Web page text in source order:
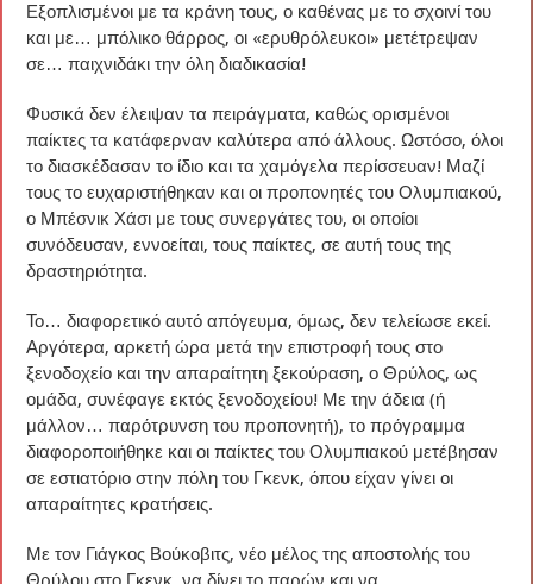
Εξοπλισμένοι με τα κράνη τους, ο καθένας με το σχοινί του
και με… μπόλικο θάρρος, οι «ερυθρόλευκοι» μετέτρεψαν
σε… παιχνιδάκι την όλη διαδικασία!
Φυσικά δεν έλειψαν τα πειράγματα, καθώς ορισμένοι
παίκτες τα κατάφερναν καλύτερα από άλλους. Ωστόσο, όλοι
το διασκέδασαν το ίδιο και τα χαμόγελα περίσσευαν! Μαζί
τους το ευχαριστήθηκαν και οι προπονητές του Ολυμπιακού,
ο Μπέσνικ Χάσι με τους συνεργάτες του, οι οποίοι
συνόδευσαν, εννοείται, τους παίκτες, σε αυτή τους της
δραστηριότητα.
Το… διαφορετικό αυτό απόγευμα, όμως, δεν τελείωσε εκεί.
Αργότερα, αρκετή ώρα μετά την επιστροφή τους στο
ξενοδοχείο και την απαραίτητη ξεκούραση, ο Θρύλος, ως
ομάδα, συνέφαγε εκτός ξενοδοχείου! Με την άδεια (ή
μάλλον… παρότρυνση του προπονητή), το πρόγραμμα
διαφοροποιήθηκε και οι παίκτες του Ολυμπιακού μετέβησαν
σε εστιατόριο στην πόλη του Γκενκ, όπου είχαν γίνει οι
απαραίτητες κρατήσεις.
Με τον Γιάγκος Βούκοβιτς, νέο μέλος της αποστολής του